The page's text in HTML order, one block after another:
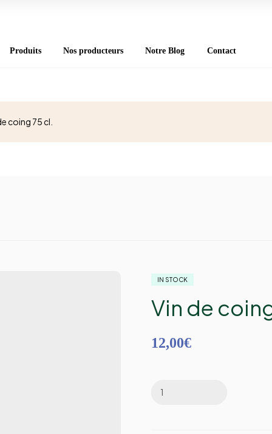
Produits Nos producteurs Notre Blog Contact
coing 75 cl.
IN STOCK
Vin de
12,00€